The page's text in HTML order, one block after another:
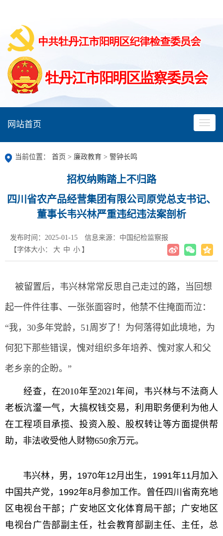
网站首页
当前位置： 首页 > 廉政教育 > 警钟长鸣
招权纳贿踏上不归路
四川省农产品经营集团有限公司原党总支书记、
董事长韦兴林严重违纪违法案剖析
发布时间：2025-01-15
信息来源：中国纪检监察报
【字体大小：
大 中 小 】
被留置后，韦兴林常常反思自己走过的路，当回想
起一件件往事、一张张面容时，他禁不住掩面而泣：
“我，30多年党龄，51周岁了！为何落得如此境地，为
何犯下那些错误，愧对组织多年培养、愧对家人和父
老乡亲的企盼。”
经查，在2010年至2021年间，韦兴林与不法商人
老板沆瀣一气，大搞权钱交易，利用职务便利为他人
在工程项目承揽、投资入股、股权转让等方面提供帮
助，非法收受他人财物650余万元。
韦兴林，男，1970年12月出生，1991年11月加入
中国共产党，1992年8月参加工作。曾任四川省南充地
区电视台干部；广安地区文化体育局干部；广安地区
电视台广告部副主任，社会教育部副主任、主任，总